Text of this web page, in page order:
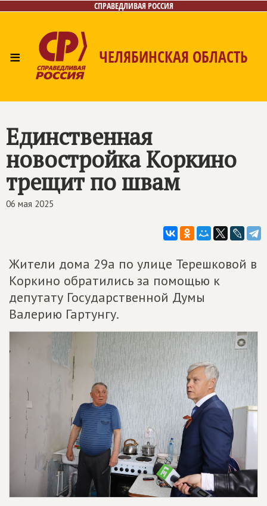
СПРАВЕДЛИВАЯ РОССИЯ
≡ ЧЕЛЯБИНСКАЯ ОБЛАСТЬ
Единственная
новостройка Коркино
трещит по швам
06 мая 2025
Жители дома 29а по улице Терешковой в
Коркино обратились за помощью к
депутату Государственной Думы
Валерию Гартунгу.